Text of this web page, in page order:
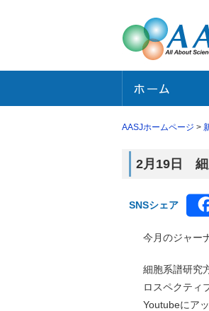
AASJホームページ >
2月19日 細
SNSシェア
今月のジャー
細胞系譜研究
ロスペクティ
Youtubeにア